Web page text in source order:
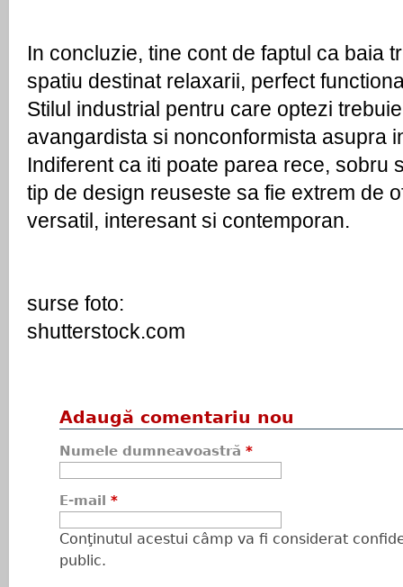
In concluzie, tine cont de faptul ca baia
spatiu destinat relaxarii, perfect
Stilul industrial pentru care optezi
avangardista si nonconformista asupra
Indiferent ca iti poate parea rece, sobru
tip de design reuseste sa fie extrem de
versatil, interesant si contemporan.
surse foto:
shutterstock.com
Adaugă comentariu nou
Numele dumneavoastră *
E-mail *
Conţinutul acestui câmp va fi considerat
public.